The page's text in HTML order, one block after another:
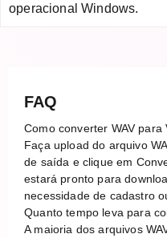
operacional Windows.
FAQ
Como converter WAV para
Faça upload do arquivo
de saída e clique em
estará pronto para
necessidade de cadastro
Quanto tempo leva para
A maioria dos arquivos